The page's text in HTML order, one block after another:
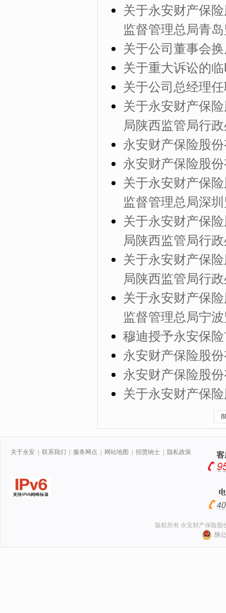
关于永安财产保
监督管理总局青
关于公司董事会
关于重大诉讼的
关于公司总经理
关于永安财产保
局陕西监管局行
永安财产保险股
永安财产保险股
关于永安财产保
监督管理总局深
关于永安财产保
局陕西监管局行
关于永安财产保
局陕西监管局行
关于永安财产保
监督管理总局宁
穆迪授予永安保
永安财产保险股
永安财产保险股
关于永安财产保
关于永安 联系我们 服务网点 网站地图 招贤纳士 隐私政策
版权所有 永安财产保险股
陕